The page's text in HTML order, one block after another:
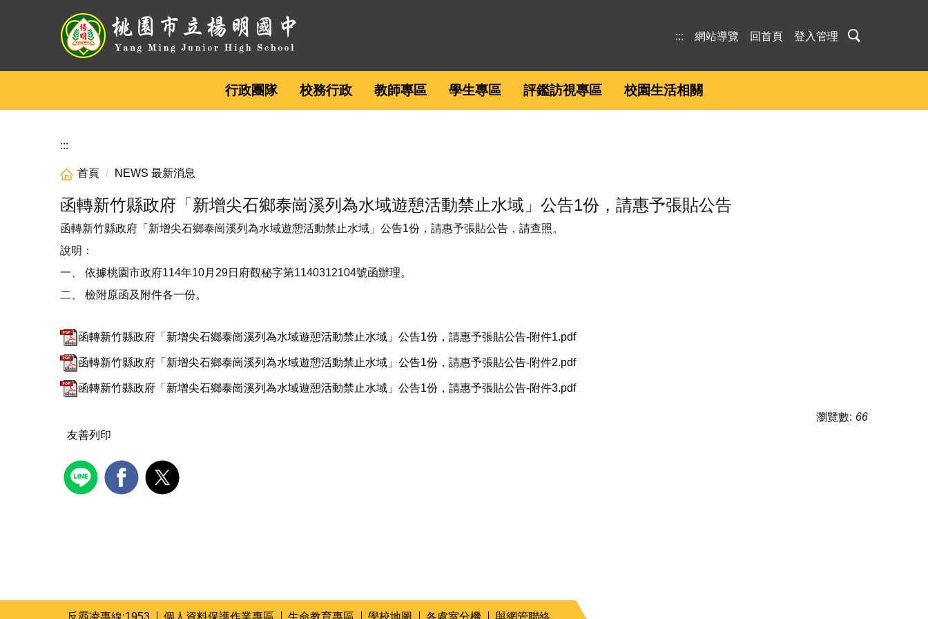
區
::: 網站導覽 回首頁 登入管理
行政團隊 校務行政 教師專區 學生專區 評鑑訪視專區 校園生活相關
:::
首頁 NEWS 最新消息
函轉新竹縣政府「新增尖石鄉泰崗溪列為水域遊憩活動禁止水域」公告1份，請惠予張貼公告
函轉新竹縣政府「新增尖石鄉泰崗溪列為水域遊憩活動禁止水域」公告1份，請惠予張貼公告，請查照。
說明：
一、 依據桃園市政府114年10月29日府觀秘字第1140312104號函辦理。
二、 檢附原函及附件各一份。
函轉新竹縣政府「新增尖石鄉泰崗溪列為水域遊憩活動禁止水域」公告1份，請惠予張貼公告-附件1.pdf
函轉新竹縣政府「新增尖石鄉泰崗溪列為水域遊憩活動禁止水域」公告1份，請惠予張貼公告-附件2.pdf
函轉新竹縣政府「新增尖石鄉泰崗溪列為水域遊憩活動禁止水域」公告1份，請惠予張貼公告-附件3.pdf
瀏覽數: 66
友善列印
反霸凌專線:1953 個人資料保護作業專區 生命教育專區 學校地圖 各處室分機 與網管聯絡